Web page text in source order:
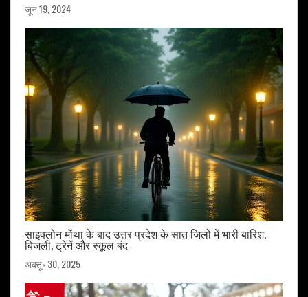
जून 19, 2024
साइक्लोन मोंथा के बाद उत्तर प्रदेश के सात जिलों में भारी बारिश,
बिजली, ट्रेनें और स्कूल बंद
अक्तू॰ 30, 2025